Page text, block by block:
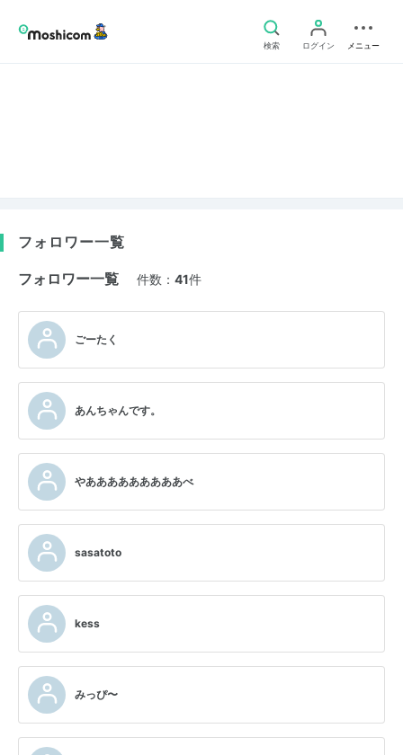
検索 ログイン メニュー
フォロワー一覧
フォロワー一覧 件数： 41件
ごーたく
あんちゃんです。
やあああああああああべ
sasatoto
kess
みっぴ〜